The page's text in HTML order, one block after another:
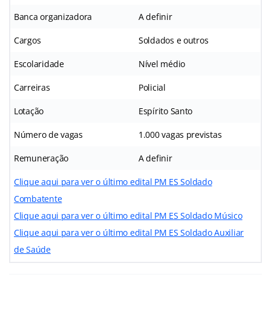
Banca organizadora A definir
Cargos Soldados e outros
Escolaridade Nível médio
Carreiras Policial
Lotação Espírito Santo
Número de vagas 1.000 vagas previstas
Remuneração A definir
Clique aqui para ver o último edital PM ES Soldado
Combatente
Clique aqui para ver o último edital PM ES Soldado Músico
Clique aqui para ver o último edital PM ES Soldado Auxiliar
de Saúde